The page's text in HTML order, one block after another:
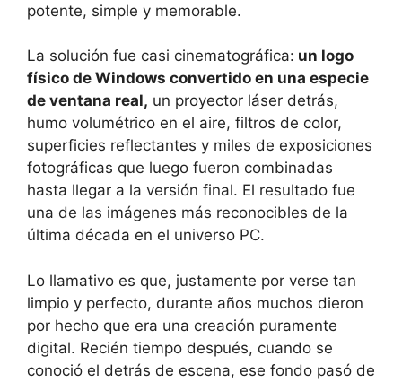
potente, simple y memorable.
La solución fue casi cinematográfica: un logo
físico de Windows convertido en una especie
de ventana real, un proyector láser detrás,
humo volumétrico en el aire, filtros de color,
superficies reflectantes y miles de exposiciones
fotográficas que luego fueron combinadas
hasta llegar a la versión final. El resultado fue
una de las imágenes más reconocibles de la
última década en el universo PC.
Lo llamativo es que, justamente por verse tan
limpio y perfecto, durante años muchos dieron
por hecho que era una creación puramente
digital. Recién tiempo después, cuando se
conoció el detrás de escena, ese fondo pasó de